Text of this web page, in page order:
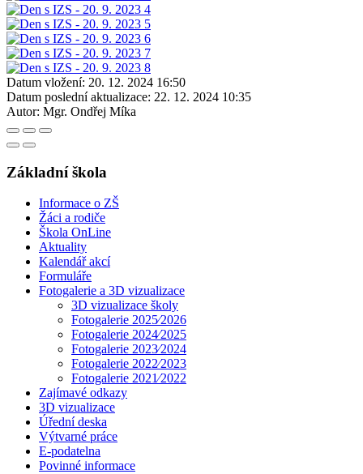
Datum vložení: 20. 12. 2024 16:50
Datum poslední aktualizace: 22. 12. 2024 10:35
Autor: Mgr. Ondřej Míka
Základní škola
Informace o ZŠ
Žáci a rodiče
Škola OnLine
Aktuality
Kalendář akcí
Formuláře
Fotogalerie a 3D vizualizace
3D vizualizace školy
Fotogalerie 2025⁄2026
Fotogalerie 2024⁄2025
Fotogalerie 2023⁄2024
Fotogalerie 2022⁄2023
Fotogalerie 2021⁄2022
Zajímavé odkazy
3D vizualizace
Úřední deska
Výtvarné práce
E-podatelna
Povinné informace